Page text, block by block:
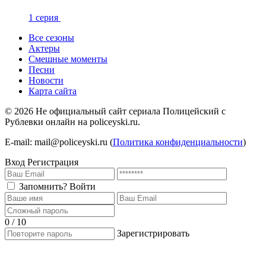
1 серия
Все сезоны
Актеры
Смешные моменты
Песни
Новости
Карта сайта
© 2026 Не официальный сайт сериала Полицейский с
Рублевки онлайн на policeyski.ru.
E-mail: mail@policeyski.ru (Политика конфиденциальности)
Вход Регистрация
Запомнить? Войти
0 / 10
Зарегистрировать